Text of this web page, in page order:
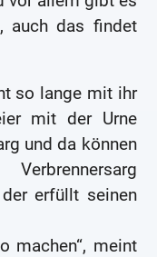
auch das findet
so lange mit ihr
mit der Urne
und da können
erfüllt seinen
machen“, meint